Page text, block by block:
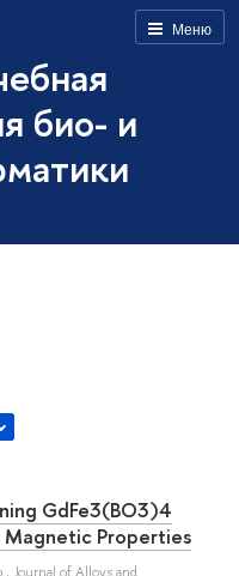
Меню
био- и
GdFe3(BO3)4
Properties
, Journal of Alloys and